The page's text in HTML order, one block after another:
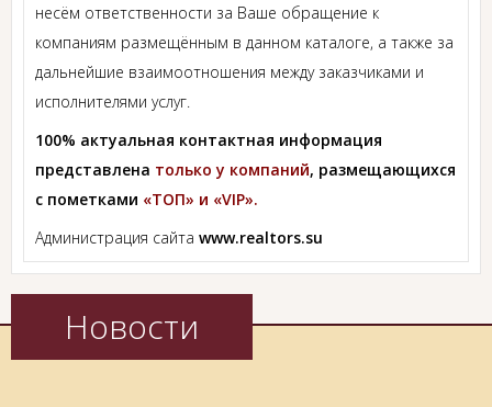
несём ответственности за Ваше обращение к
компаниям размещённым в данном каталоге, а также за
дальнейшие взаимоотношения между заказчиками и
исполнителями услуг.
100% актуальная контактная информация
представлена только у компаний, размещающихся
с пометками «ТОП» и «VIP».
Администрация сайта www.realtors.su
Новости